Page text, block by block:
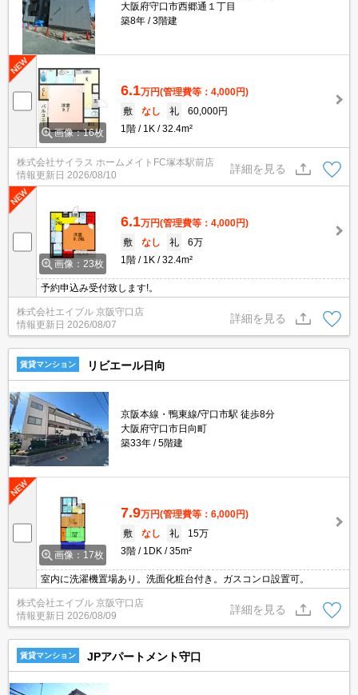
大阪府守口市西郷通１丁目
築8年
3階建
画像：16枚
6.1万円(管理費等：4,000円)
敷
なし 礼
60,000円
1階
1K 32.4m²
株式会社サイラス ホームメイトFC塚本駅前店
情報更新日 2026/08/10
詳細を見る
画像：23枚
6.1万円(管理費等：4,000円)
敷
なし 礼
6万
1階
1K 32.4m²
予約申込み受付致します!。
株式会社エイブル 京阪守口店
情報更新日 2026/08/07
詳細を見る
賃貸マンション リビエール日向
京阪本線・鴨東線/守口市駅 徒歩8分
大阪府守口市日向町
築33年
5階建
画像：17枚
7.9万円(管理費等：6,000円)
敷
なし 礼
15万
3階
1DK 35m²
室内に洗濯機置場あり。洗面化粧台付き。ガスコンロ設置可。
株式会社エイブル 京阪守口店
情報更新日 2026/08/09
詳細を見る
賃貸マンション JPアパートメント守口